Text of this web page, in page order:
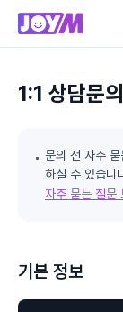
1:1 상담문의
문의 전 자주
하실 수 있습니
자주 묻는 질문
기본 정보